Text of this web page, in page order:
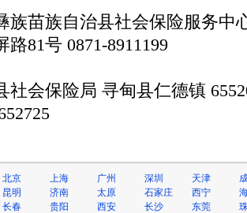
苗族自治县社会保险服务中
路81号 0871-8911199
会保险局 寻甸县仁德镇
北京 上海 广州 深圳 天津
昆明
济南 太原 石家庄 西宁
长春
贵阳 西安 长沙 东莞